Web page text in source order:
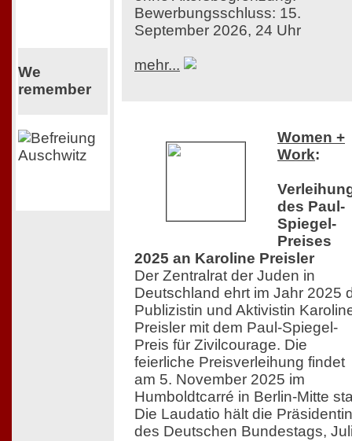
We
remember
Bewerbungsschluss: 15.
September 2026, 24 Uhr
mehr...
Women +
Work:
des Paul-
Spiegel-
Preises
2025 an Karoline Preisler
Der Zentralrat der Juden in
Deutschland ehrt im Jahr 2025
Publizistin und Aktivistin
Preisler mit dem Paul-Spiegel-
Preis für Zivilcourage. Die
feierliche Preisverleihung findet
am 5. November 2025 im
Humboldtcarré in Berlin-Mitte
Die Laudatio hält die Präsidentin
des Deutschen Bundestags,